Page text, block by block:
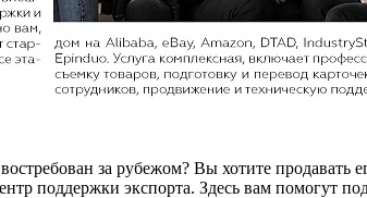
за рубежом? Вы хотите продавать
поддержки экспорта. Здесь вам помогут